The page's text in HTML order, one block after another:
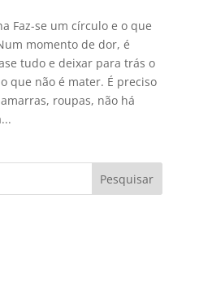
Faz-se um círculo e o que
momento de dor, é
tudo e deixar para trás o
que não é mater. É preciso
roupas, não há